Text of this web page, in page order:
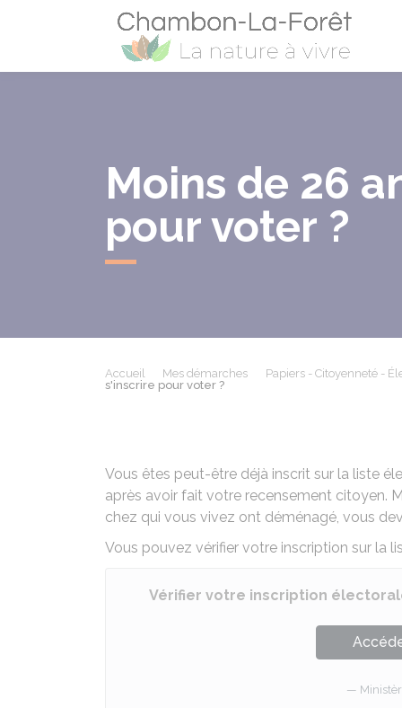
Moins de 26
pour voter ?
Accueil Mes démarches Papiers - Citoyenneté -
s'inscrire pour voter ?
Vous êtes peut-être déjà inscrit sur la liste
après avoir fait votre recensement citoyen.
chez qui vous vivez ont déménagé, vous
Vous pouvez vérifier votre inscription sur la
Vérifier votre inscription